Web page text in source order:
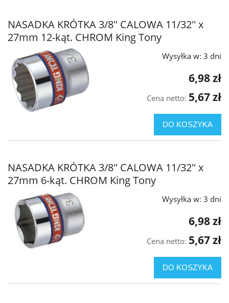
NASADKA KRÓTKA 3/8'' CALOWA 11/32'' x
27mm 12-kąt. CHROM King Tony
Wysyłka w: 3 dni
6,98 zł
Cena netto: 5,67 zł
DO KOSZYKA
NASADKA KRÓTKA 3/8'' CALOWA 11/32" x
27mm 6-kąt. CHROM King Tony
Wysyłka w: 3 dni
6,98 zł
Cena netto: 5,67 zł
DO KOSZYKA